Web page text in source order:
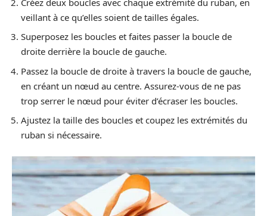
veillant à ce qu’elles soient de tailles égales.
Superposez les boucles et faites passer la boucle de
droite derrière la boucle de gauche.
Passez la boucle de droite à travers la boucle de gauche,
en créant un nœud au centre. Assurez-vous de ne pas
trop serrer le nœud pour éviter d’écraser les boucles.
Ajustez la taille des boucles et coupez les extrémités du
ruban si nécessaire.